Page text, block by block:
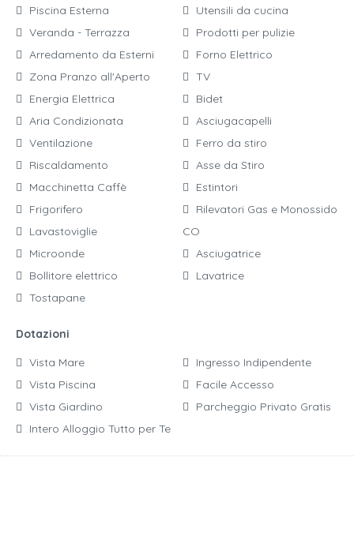
Piscina Esterna
Veranda - Terrazza
Arredamento da Esterni
Zona Pranzo all'Aperto
Energia Elettrica
Aria Condizionata
Ventilazione
Riscaldamento
Macchinetta Caffè
Frigorifero
Lavastoviglie
Microonde
Bollitore elettrico
Tostapane
Utensili da cucina
Prodotti per pulizie
Forno Elettrico
TV
Bidet
Asciugacapelli
Ferro da stiro
Asse da Stiro
Estintori
Rilevatori Gas e Monossido
CO
Asciugatrice
Lavatrice
Dotazioni
Vista Mare
Vista Piscina
Vista Giardino
Intero Alloggio Tutto per Te
Ingresso Indipendente
Facile Accesso
Parcheggio Privato Gratis